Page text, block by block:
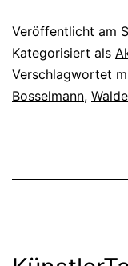
Veröffentlicht am
Kategorisiert als
Verschlagwortet
Bosselmann,